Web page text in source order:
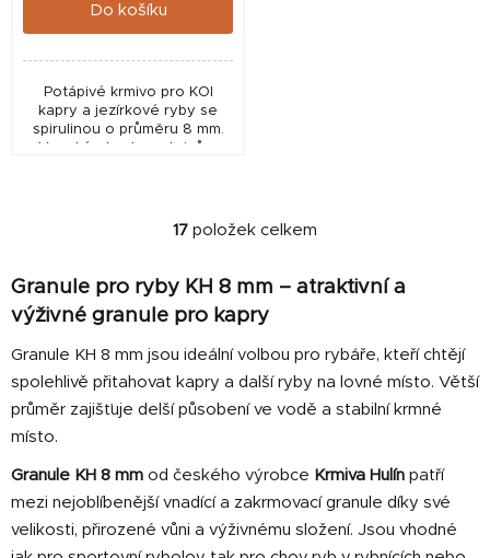
Do košíku
Potápivé krmivo pro KOI
kapry a jezírkové ryby se
spirulinou o průměru 8 mm.
Vysoký obsah proteinů a
O
l
á
a
c
í
v
k
y
17 položek celkem
Granule pro ryby KH 8 mm – atraktivní a
výživné granule pro kapry
Granule KH 8 mm jsou ideální volbou pro rybáře, kteří chtějí
spolehlivě přitahovat kapry a další ryby na lovné místo. Větší
průměr zajišťuje delší působení ve vodě a stabilní krmné
místo.
Granule KH 8 mm od českého výrobce Krmiva Hulín patří
mezi nejoblíbenější vnadící a zakrmovací granule díky své
velikosti, přirozené vůni a výživnému složení. Jsou vhodné